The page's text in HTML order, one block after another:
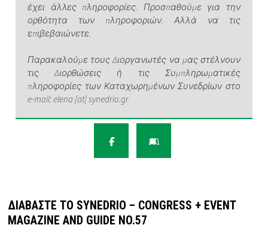
έχει άλλες πληροφορίες. Προσπαθούμε για την
ορθότητα των πληροφοριών. Αλλά να τις
επιβεβαιώνετε.
Παρακαλούμε τους Διοργανωτές να μας στέλνουν
τις Διορθώσεις ή τις Συμπληρωματικές
πληροφορίες των Καταχωρημένων Συνεδρίων στο
e-mail: elena [at] synedrio.gr
ΔΙΑΒΆΣΤΕ ΤΟ SYNEDRIO – CONGRESS + EVENT
MAGAZINE AND GUIDE NO.57